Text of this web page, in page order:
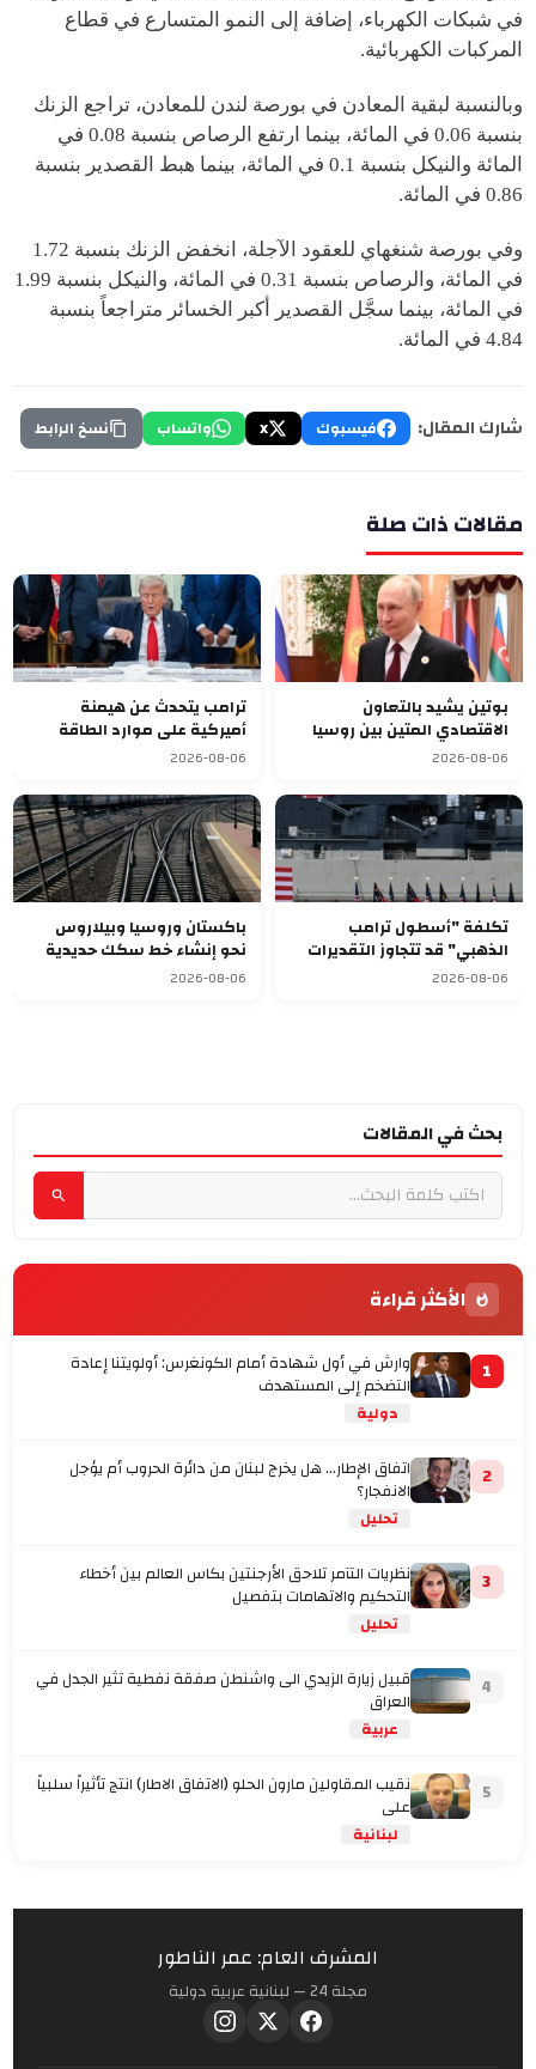
في شبكات الكهرباء، إضافة إلى النمو المتسارع في قطاع
المركبات الكهربائية.
وبالنسبة لبقية المعادن في بورصة لندن للمعادن، تراجع الزنك
بنسبة 0.06 في المائة، بينما ارتفع الرصاص بنسبة 0.08 في
المائة والنيكل بنسبة 0.1 في المائة، بينما هبط القصدير بنسبة
0.86 في المائة.
وفي بورصة شنغهاي للعقود الآجلة، انخفض الزنك بنسبة 1.72
في المائة، والرصاص بنسبة 0.31 في المائة، والنيكل بنسبة 1.99
في المائة، بينما سجَّل القصدير أكبر الخسائر متراجعاً بنسبة
4.84 في المائة.
شارك المقال: فيسبوك X واتساب نسخ الرابط
مقالات ذات صلة
بوتين يشيد بالتعاون
الاقتصادي المتين بين روسيا
وقرغيزستان
2026-08-06
ترامب يتحدث عن هيمنة
أميركية على موارد الطاقة
العالمية بعد ضم فنزويلا
2026-08-06
تكلفة "أسطول ترامب
الذهبي" قد تتجاوز التقديرات
وتصل إلى 275 مليار دولار
2026-08-06
باكستان وروسيا وبيلاروس
نحو إنشاء خط سكك حديدية
للشحن
2026-08-06
بحث في المقالات
الأكثر قراءة
1 وارش في أول شهادة أمام الكونغرس: أولويتنا إعادة
التضخم إلى المستهدف
دولية
2 اتفاق الإطار... هل يخرج لبنان من دائرة الحروب أم يؤجل
الانفجار؟
تحليل
3 نظريات التآمر تلاحق الأرجنتين بكاس العالم بين أخطاء
التحكيم والاتهامات بتفصيل
تحليل
4 قبيل زيارة الزيدي الى واشنطن صفقة نفطية تثير الجدل في
العراق
عربية
5 نقيب المقاولين مارون الحلو (الاتفاق الاطار) انتج تأثيراً سلبياً
على
لبنانية
المشرف العام: عمر الناطور
مجلة 24 — لبنانية عربية دولية